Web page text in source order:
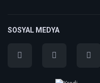
SOSYAL MEDYA